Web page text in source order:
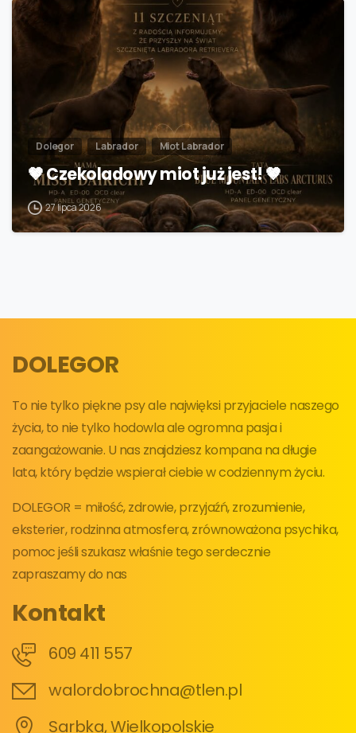
Dolegor Labrador Miot Labrador
🤎 Czekoladowy miot już jest! 🤎
27 lipca 2026
DOLEGOR
To nie tylko piękne psy ale najwięksi przyjaciele naszego
życia, to nie tylko hodowla ale ogromna pasja i
zaangażowanie. U nas znajdziesz kompana na długie
lata, który będzie wspierał ciebie w codziennym życiu.
DOLEGOR = miłość, zdrowie, przyjaźń, zrozumienie,
eksterier, rodzinna atmosfera, zrównoważona psychika,
pomoc jeśli szukasz właśnie tego serdecznie
zapraszamy do nas
Kontakt
609 411 557
walordobrochna@tlen.pl
Sarbka, Wielkopolskie